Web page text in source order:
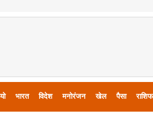
भारत विदेश मनोरंजन खेल पैसा